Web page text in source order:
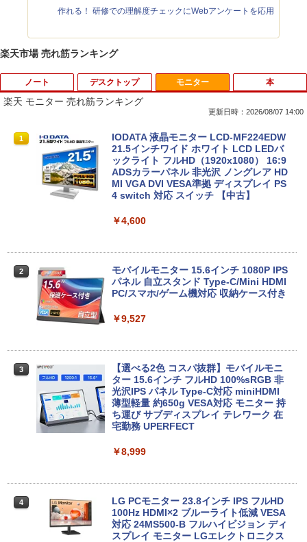
作れる！ 研修での理解度チェックにWebアンケートを応用
楽天市場 売れ筋ランキング
ノート
1
■新品■富士通 FMV LIFEBOOK U9312 U
9312X U9311 U9311X U9310 U9310X U
939 U939X U938 U937 UH90修理交換用
キーボード
￥2,860
GB SSD128GB Windows11 WEBカメラ
13.3インチ FHD(1920x1080) 無線LAN B
luetooth HDMI 中古パソコン ノート 中
トPC 中古品 訳あり【あす楽】
【★最大100%ポイント】【新生活応援・
2026】【Office 2019 H&B】NEC Versa
Pro/第4世代 Core i5/メモリ: 4GB/8GB/1
6GB/SSD:128GB/256GB/512GB/1TB/1
Wi-Fi/Office/無線マウス/中古 パソコン/
￥9,999
中古 MacBook Air（11インチ，Early 20
デスクトップ
1
DELL Vostro 3670 単体 Windows11 64
bit HDMI Core i5 8400 メモリー8GB 高
速SSD256GB M.2-NVMe +HDD1TB 無線
LAN DVDマルチ デスクトップパソコン
【中古】【30日保証】1243105
Windows11 | デスクトップ | 一年保証 |
Core i3 9100 3.6(〜最大4.2)GHz | MEM:
16GB | SSD:512GB(新品) | DVDマルチ |
【中古】Apple iMac 27インチ Retina 5
Kディスプレイモデル MNE92J/A (Mid 2
017)【千葉】保証期間1ヶ月【ランクB】
￥33,980
| 第9世代 | Core i3 9100T 3.1(～最大3.7)
GHz | MEM:16GB | SSD:512GB(新品) |
DVD-ROM | 無線LAN:なし | Webカメラ
内蔵 | フルHD | Win11Pro64Bit | ACアダ
モニター
楽天 モニター 売れ筋ランキング
更新日時：2026/08/07 14:00
1
IODATA 液晶モニター LCD-MF224EDW
21.5インチワイド ホワイト LCD LEDバ
ックライト フルHD（1920x1080） 16:9
ADSカラーパネル 非光沢 ノングレア HD
MI VGA DVI VESA準拠 ディスプレイ PS
4 switch 対応 スイッチ 【中古】
￥4,600
2
モバイルモニター 15.6インチ 1080P IPS
パネル 自立スタンド Type-C/Mini HDMI
PC/スマホ/ゲーム機対応 収納ケース付き
￥9,527
3
【選べる2色 コスパ抜群】モバイルモニ
ター 15.6インチ フルHD 100%sRGB 非
光沢IPS パネル Type-C対応 miniHDMI
薄型軽量 約650g VESA対応 モニター 持
ち運び サブディスプレイ テレワーク 在
宅勤務 UPERFECT
￥8,999
4
LG PCモニター 23.8インチ IPS フルHD
100Hz HDMI×2 ブルーライト低減 VESA
対応 24MS500-B フルハイビジョン ディ
スプレイ モニター LGエレクトロニクス
本